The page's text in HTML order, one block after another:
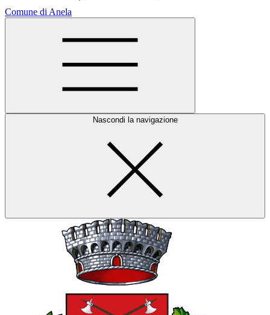
Comune di Anela
Nascondi la navigazione